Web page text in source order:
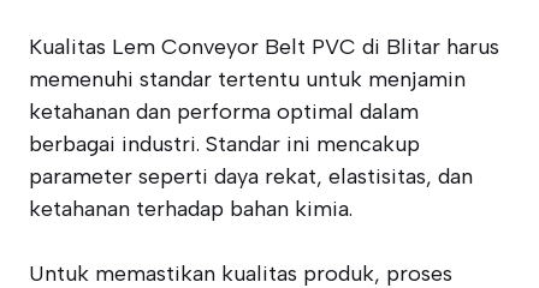
Kualitas Lem Conveyor Belt PVC di Blitar harus
memenuhi standar tertentu untuk menjamin
ketahanan dan performa optimal dalam
berbagai industri. Standar ini mencakup
parameter seperti daya rekat, elastisitas, dan
ketahanan terhadap bahan kimia.
Untuk memastikan kualitas produk, proses